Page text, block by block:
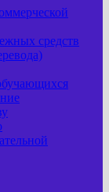
средств